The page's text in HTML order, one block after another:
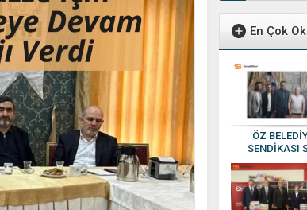
En Çok
ÖZ
SENDİKASI
YÖNETİMİNE